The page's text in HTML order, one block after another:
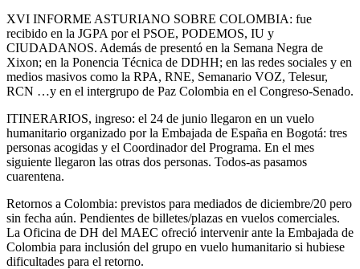
XVI INFORME ASTURIANO SOBRE COLOMBIA: fue
recibido en la JGPA por el PSOE, PODEMOS, IU y
CIUDADANOS. Además de presentó en la Semana Negra de
Xixon; en la Ponencia Técnica de DDHH; en las redes sociales y en
medios masivos como la RPA, RNE, Semanario VOZ, Telesur,
RCN …y en el intergrupo de Paz Colombia en el Congreso-Senado.
ITINERARIOS, ingreso: el 24 de junio llegaron en un vuelo
humanitario organizado por la Embajada de España en Bogotá: tres
personas acogidas y el Coordinador del Programa. En el mes
siguiente llegaron las otras dos personas. Todos-as pasamos
cuarentena.
Retornos a Colombia: previstos para mediados de diciembre/20 pero
sin fecha aún. Pendientes de billetes/plazas en vuelos comerciales.
La Oficina de DH del MAEC ofreció intervenir ante la Embajada de
Colombia para inclusión del grupo en vuelo humanitario si hubiese
dificultades para el retorno.